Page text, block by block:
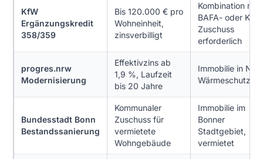
KfW
Ergänzungskredit
358/359
Bis 120.000 € pro
Wohneinheit,
zinsverbilligt
Kombination mit
BAFA- oder
Zuschuss
erforderlich
progres.nrw
Modernisierung
Effektivzins ab
1,9 %, Laufzeit
bis 20 Jahre
Immobilie in
Bundesstadt Bonn
Bestandssanierung
Kommunaler
Zuschuss für
vermietete
Wohngebäude
Immobilie im
Bonner
Stadtgebiet,
vermietet